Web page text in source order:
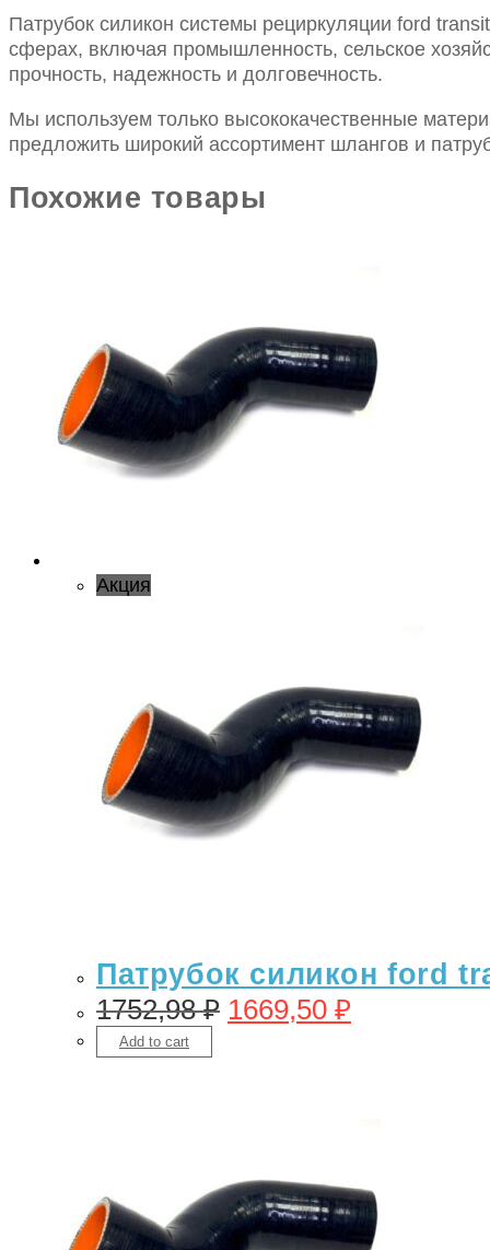
охладитель
egr
(155л.с.)
черный
(1814765)
quantity
Патрубок силикон системы рециркуляции ford
сферах, включая промышленность, сельское
прочность, надежность и долговечность.
Мы используем только высококачественные
предложить широкий ассортимент шлангов и
Похожие товары
Акция
Патрубок силикон ford
1752,98₽ 1669,50 ₽
Add to cart